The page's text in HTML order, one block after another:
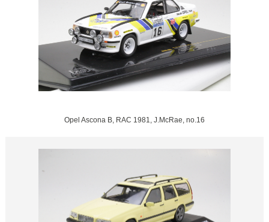
Opel Ascona B, RAC 1981, J.McRae, no.16